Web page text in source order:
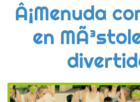
Â¡Menuda
en